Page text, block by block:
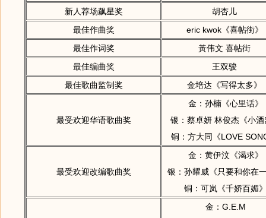
新人荐场飙星奖
胡杏儿
最佳作曲奖
eric kwok《喜帖街》
最佳作词奖
黃伟文 喜帖街
最佳编曲奖
王双骏
最佳歌曲监制奖
金培达《写得太多》
最受欢迎华语歌曲奖
金：孙楠《心里话》
银：蔡卓妍 林俊杰《小酒
铜：方大同《LOVE
最受欢迎改编歌曲奖
金：黄伊汶《渴求》
银：孙耀威《只要和你在
铜：可岚《千娇百媚
金：G.E.M